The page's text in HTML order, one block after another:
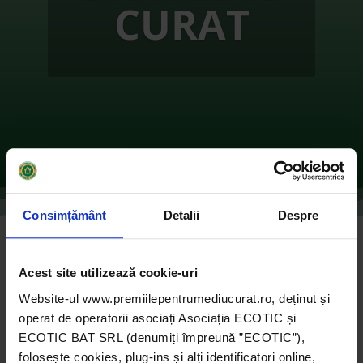
Consimțământ Detalii Despre
Acest site utilizează cookie-uri
Website-ul www.premiilepentrumediucurat.ro, deținut și
operat de operatorii asociați Asociația ECOTIC și
ECOTIC BAT SRL (denumiți împreună ”ECOTIC”),
folosește cookies, plug-ins și alți identificatori online,
CURAT
de Ecotic|oct. 11, 2021| 2019
comentarii